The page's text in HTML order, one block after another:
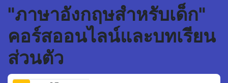
"ภาษาอังกฤษสำหรับเด็ก"
คอร์สออนไลน์และบทเรียน
ส่วนตัว